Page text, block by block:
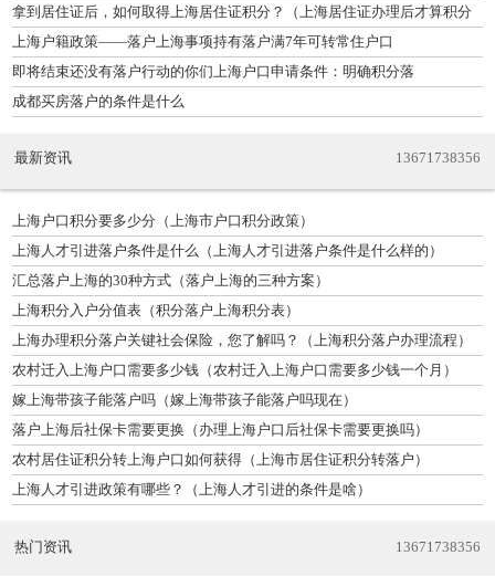
拿到居住证后，如何取得上海居住证积分？（上海居住证办理后才算积分
吗）
上海户籍政策——落户上海事项持有落户满7年可转常住户口
即将结束还没有落户行动的你们上海户口申请条件：明确积分落
成都买房落户的条件是什么
最新资讯 13671738356
上海户口积分要多少分（上海市户口积分政策）
上海人才引进落户条件是什么（上海人才引进落户条件是什么样的）
汇总落户上海的30种方式（落户上海的三种方案）
上海积分入户分值表（积分落户上海积分表）
上海办理积分落户关键社会保险，您了解吗？（上海积分落户办理流程）
农村迁入上海户口需要多少钱（农村迁入上海户口需要多少钱一个月）
嫁上海带孩子能落户吗（嫁上海带孩子能落户吗现在）
落户上海后社保卡需要更换（办理上海户口后社保卡需要更换吗）
农村居住证积分转上海户口如何获得（上海市居住证积分转落户）
上海人才引进政策有哪些？（上海人才引进的条件是啥）
热门资讯 13671738356